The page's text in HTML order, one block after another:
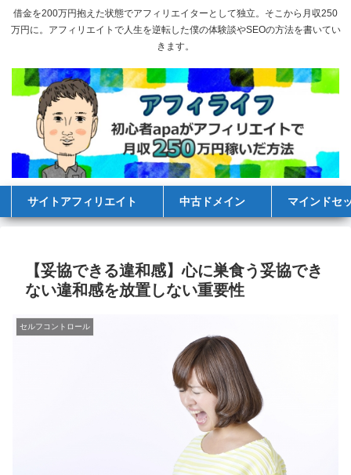
借金を200万円抱えた状態でアフィリエイターとして独立。そこから月収250
万円に。アフィリエイトで人生を逆転した僕の体験談やSEOの方法を書いてい
きます。
サイトアフィリエイト 中古ドメイン マインドセ
【妥協できる違和感】心に巣食う妥協でき
ない違和感を放置しない重要性
セルフコントロール